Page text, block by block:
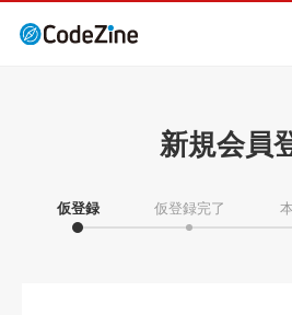
新規会員
仮登録 仮登録完了